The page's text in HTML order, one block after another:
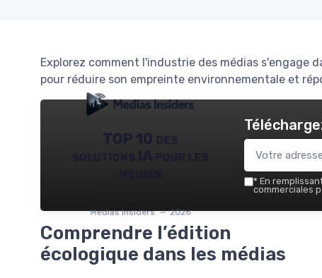
Explorez comment l'industrie des médias s'engage
pour réduire son empreinte environnementale et
TOP 10 des
Medias Insiders — 2026
* En
commerciales
Comprendre l’édition
écologique dans les médias